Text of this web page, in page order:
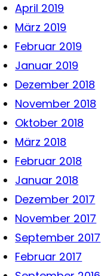
April 2019
März 2019
Februar 2019
Januar 2019
Dezember 2018
November 2018
Oktober 2018
März 2018
Februar 2018
Januar 2018
Dezember 2017
November 2017
September 2017
Februar 2017